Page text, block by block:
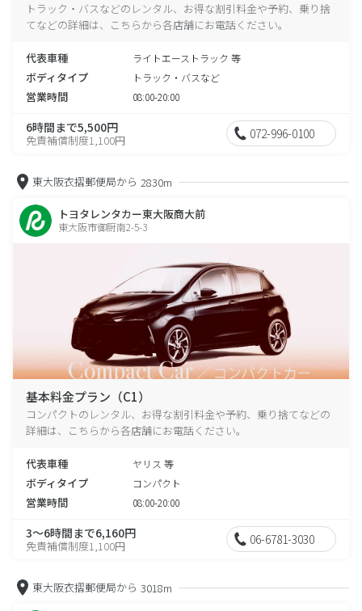
トラック・バスなどのレンタル、お得な割引料金や予約、乗り捨
てなどの詳細は、こちらから各店舗にお電話ください。
代表車種 ライトエーストラック 等
ボディタイプ トラック・バスなど
営業時間 08:00-20:00
6時間まで5,500円
免責補償制度1,100円 072-996-0100
東大阪衣摺郵便局から 2830m
トヨタレンタカー東大阪商大前
東大阪市御厨南2-5-3
基本料金プラン（C1）
コンパクトのレンタル、お得な割引料金や予約、乗り捨てなどの
詳細は、こちらから各店舗にお電話ください。
代表車種 ヤリス 等
ボディタイプ コンパクト
営業時間 08:00-20:00
3～6時間まで6,160円
免責補償制度1,100円 06-6781-3030
東大阪衣摺郵便局から 3018m